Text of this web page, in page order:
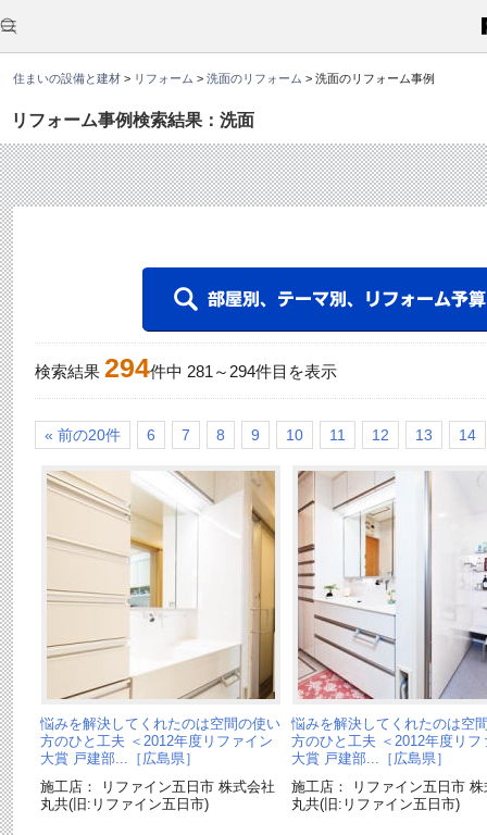
住まいの設備と建材 > リフォーム > 洗面のリフォーム > 洗面のリフォーム事例
リフォーム事例検索結果：洗面
こ
か
ら
文
す
検索結果 294件中 281 ～ 294件目を表示
« 前の20件 6 7 8 9 10 11 12 13 14
悩みを解決してくれたのは空間の使い
方のひと工夫 ＜2012年度リファイン
大賞 戸建部...［広島県］
施工店： リファイン五日市 株式会社
丸共(旧:リファイン五日市)
悩みを解決してくれたのは空
方のひと工夫 ＜2012年度リフ
大賞 戸建部...［広島県］
施工店： リファイン五日市 株
丸共(旧:リファイン五日市)